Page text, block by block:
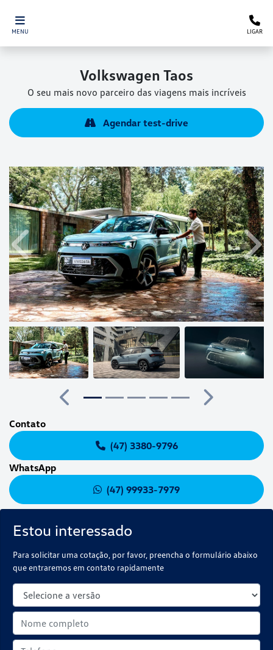
MENU LIGAR
Volkswagen Taos
O seu mais novo parceiro das viagens mais incríveis
Agendar test-drive
Estou interessado
Para solicitar uma cotação, por favor, preencha o formulário abaixo
que entraremos em contato rapidamente
Anterior
Anterior
Próximo
Contato
(47) 3380-9796
WhatsApp
(47) 99933-7979